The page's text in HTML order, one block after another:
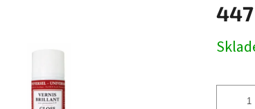
cena: